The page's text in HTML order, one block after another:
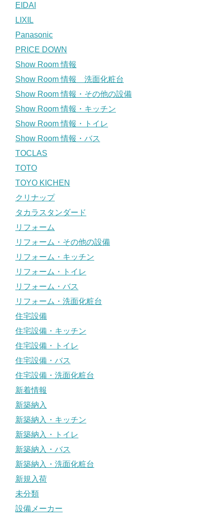
EIDAI
LIXIL
Panasonic
PRICE DOWN
Show Room 情報
Show Room 情報 洗面化粧台
Show Room 情報・その他の設備
Show Room 情報・キッチン
Show Room 情報・トイレ
Show Room 情報・バス
TOCLAS
TOTO
TOYO KICHEN
クリナップ
タカラスタンダード
リフォーム
リフォーム・その他の設備
リフォーム・キッチン
リフォーム・トイレ
リフォーム・バス
リフォーム・洗面化粧台
住宅設備
住宅設備・キッチン
住宅設備・トイレ
住宅設備・バス
住宅設備・洗面化粧台
新着情報
新築納入
新築納入・キッチン
新築納入・トイレ
新築納入・バス
新築納入・洗面化粧台
新規入荷
未分類
設備メーカー